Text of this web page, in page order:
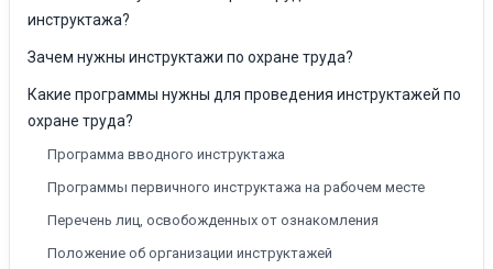
инструктажа?
Зачем нужны инструктажи по охране труда?
Какие программы нужны для проведения инструктажей по
охране труда?
Программа вводного инструктажа
Программы первичного инструктажа на рабочем месте
Перечень лиц, освобожденных от ознакомления
Положение об организации инструктажей